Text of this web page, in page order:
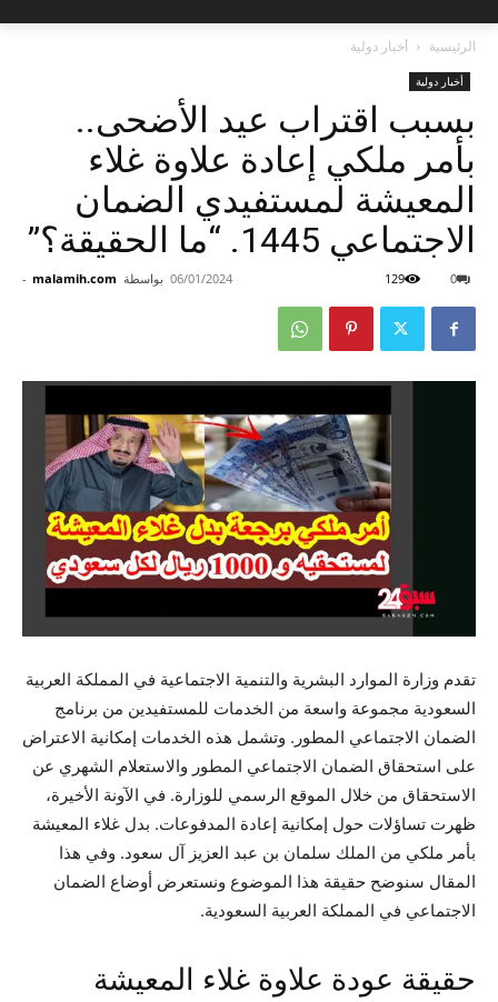
الرئيسية أخبار دولية
أخبار دولية
بسبب اقتراب عيد الأضحى..
بأمر ملكي إعادة علاوة غلاء
المعيشة لمستفيدي الضمان
الاجتماعي 1445. “ما الحقيقة؟”
بواسطة malamih.com
- 06/01/2024 0
129
تقدم وزارة الموارد البشرية والتنمية الاجتماعية في المملكة العربية
السعودية مجموعة واسعة من الخدمات للمستفيدين من برنامج
الضمان الاجتماعي المطور. وتشمل هذه الخدمات إمكانية الاعتراض
على استحقاق الضمان الاجتماعي المطور والاستعلام الشهري عن
الاستحقاق من خلال الموقع الرسمي للوزارة. في الآونة الأخيرة،
ظهرت تساؤلات حول إمكانية إعادة المدفوعات. بدل غلاء المعيشة
بأمر ملكي من الملك سلمان بن عبد العزيز آل سعود. وفي هذا
المقال سنوضح حقيقة هذا الموضوع ونستعرض أوضاع الضمان
الاجتماعي في المملكة العربية السعودية.
حقيقة عودة علاوة غلاء المعيشة